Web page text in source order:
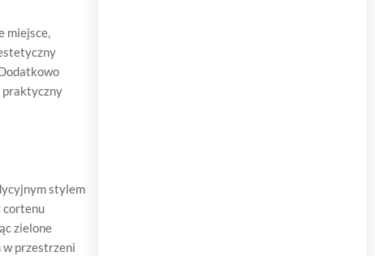
miejsce,
praktyczny
stylem
cortenu
zielone
w przestrzeni